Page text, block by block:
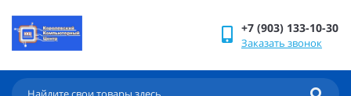
+7 (903) 133-10-30
Заказать звонок